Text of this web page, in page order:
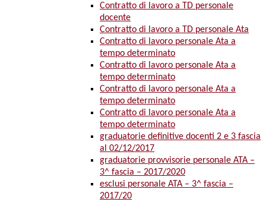
Contratto di lavoro a TD personale
docente
Contratto di lavoro a TD personale Ata
Contratto di lavoro personale Ata a
tempo determinato
Contratto di lavoro personale Ata a
tempo determinato
Contratto di lavoro personale Ata a
tempo determinato
Contratto di lavoro personale Ata a
tempo determinato
graduatorie definitive docenti 2 e 3 fascia
al 02/12/2017
graduatorie provvisorie personale ATA –
3^ fascia – 2017/2020
esclusi personale ATA – 3^ fascia –
2017/20